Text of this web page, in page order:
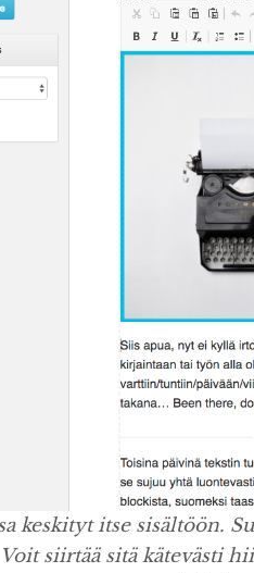
keskityt itse sisältöön.
siirtää sitä kätevästi